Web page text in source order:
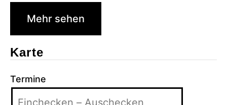
Mehr sehen
Karte
Termine